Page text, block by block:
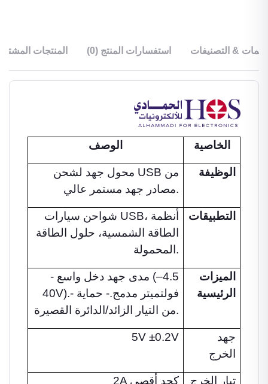
& التصنيفات استفسارات المنتج (0) المنتجات
الخاصية الوصف
الوظيفة
محول جهد لشحن USB من
مصادر جهد مستمر عالي.
التطبيقات
شواحن سيارات USB، أنظمة
الطاقة الشمسية، حلول الطاقة
المحمولة.
الميزات
الرئيسية
- مدى جهد دخل واسع (4.5–
40V).- فولتميتر مدمج.- حماية
من التيار الزائد/الدائرة القصيرة.
جهد
الخرج
5V ±0.2V
تيار الخرج 2A كحد أقصى